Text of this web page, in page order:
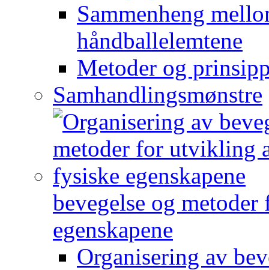
Sammenheng
håndballelemtene
Metoder og
Samhandlingsmønstre
bevegelse og
egenskapene
Organisering av